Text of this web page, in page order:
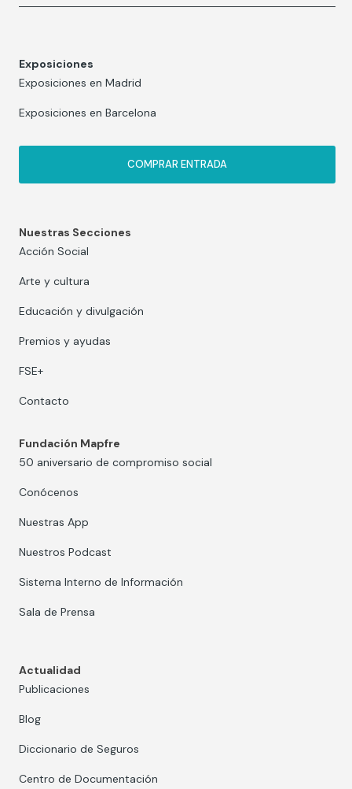
Exposiciones
Exposiciones en Madrid
Exposiciones en Barcelona
COMPRAR ENTRADA
Nuestras Secciones
Acción Social
Arte y cultura
Educación y divulgación
Premios y ayudas
FSE+
Contacto
Fundación Mapfre
50 aniversario de compromiso social
Conócenos
Nuestras App
Nuestros Podcast
Sistema Interno de Información
Sala de Prensa
Actualidad
Publicaciones
Blog
Diccionario de Seguros
Centro de Documentación